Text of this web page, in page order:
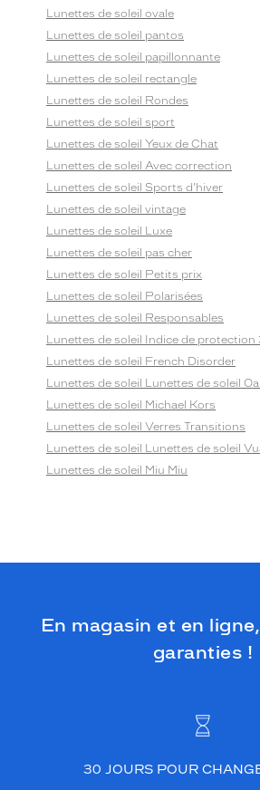
Lunettes de soleil ovale
Lunettes de soleil pantos
Lunettes de soleil papillonnante
Lunettes de soleil rectangle
Lunettes de soleil Rondes
Lunettes de soleil sport
Lunettes de soleil Yeux de Chat
Lunettes de soleil Avec correction
Lunettes de soleil Sports d'hiver
Lunettes de soleil vintage
Lunettes de soleil Luxe
Lunettes de soleil pas cher
Lunettes de soleil Petits prix
Lunettes de soleil Polarisées
Lunettes de soleil Responsables
Lunettes de soleil Indice de protection
Lunettes de soleil French Disorder
Lunettes de soleil Lunettes de soleil
Lunettes de soleil Michael Kors
Lunettes de soleil Verres Transitions
Lunettes de soleil Lunettes de soleil
Lunettes de soleil Miu Miu
En magasin et en
garanties !
30 JOURS POUR